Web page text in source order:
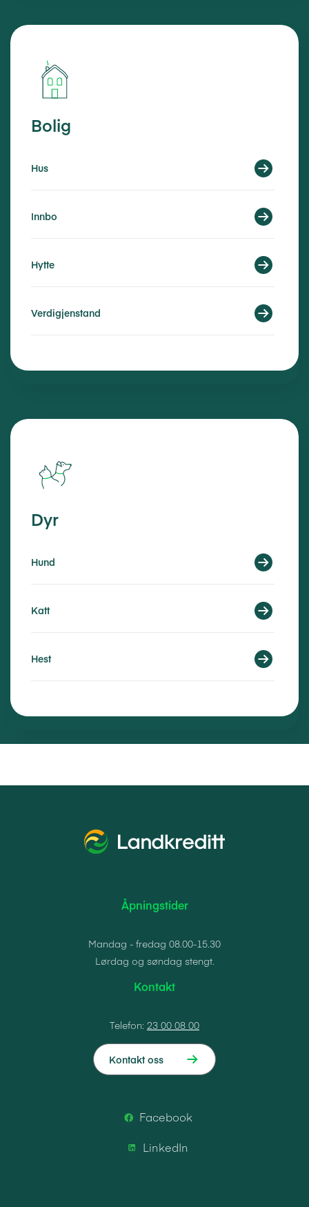
Bolig
Hus
Innbo
Hytte
Verdigjenstand
Dyr
Hund
Katt
Hest
Facebook
LinkedIn
Åpningstider
Mandag - fredag 08.00-15.30
Lørdag og søndag stengt.
Kontakt
Telefon: 23 00 08 00
Kontakt oss